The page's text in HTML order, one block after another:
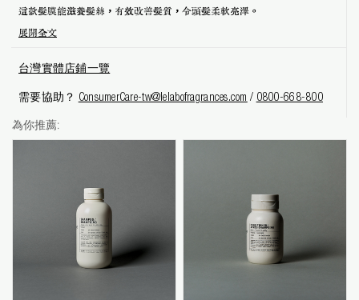
別緻小物
探索體驗裝
關於我們
這款髮膜能滋養髮絲，有效改善髮質，令頭髮柔軟亮澤。
展開全文
台灣實體店鋪一覽
需要協助？ ConsumerCare-tw@lelabofragrances.com / 0800-668-800
為你推薦: